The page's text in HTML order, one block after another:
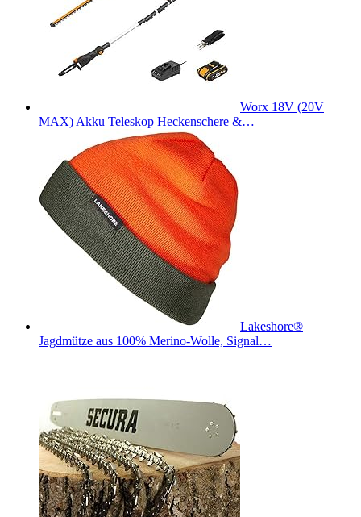
Worx 18V (20V
MAX) Akku Teleskop Heckenschere &…
Lakeshore®
Jagdmütze aus 100% Merino-Wolle, Signal…